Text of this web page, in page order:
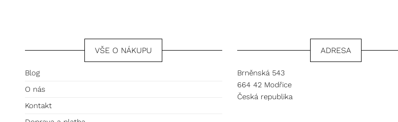
VŠE O NÁKUPU
Blog
O nás
Kontakt
ADRESA
Brněnská 543
664 42 Modřice
Česká republika